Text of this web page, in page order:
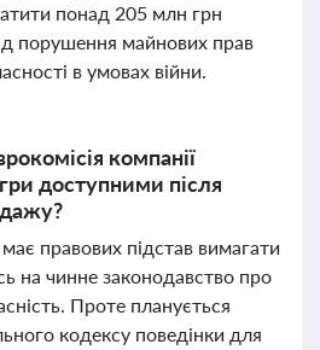
понад 205 млн грн
порушення майнових прав
в умовах війни.
компанії
доступними після
правових підстав вимагати
на чинне законодавство про
Проте планується
кодексу поведінки для